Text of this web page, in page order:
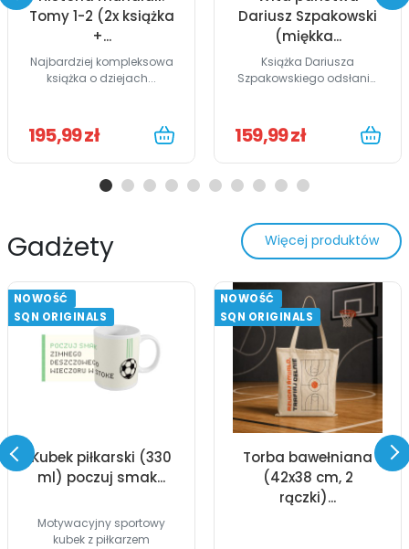
Tomy 1-2 (2x książka
+...
Najbardziej kompleksowa
książka o dziejach...
195,99 zł
Dariusz Szpakowski
(miękka...
Książka Dariusza
Szpakowskiego odsłania
159,99 zł
Gadżety Więcej produktów
NOWOŚĆ
SQN ORIGINALS
Kubek piłkarski (330
ml) poczuj smak...
Motywacyjny sportowy
kubek z piłkarzem
NOWOŚĆ
SQN ORIGINALS
Torba bawełniana
(42x38 cm, 2
rączki)...